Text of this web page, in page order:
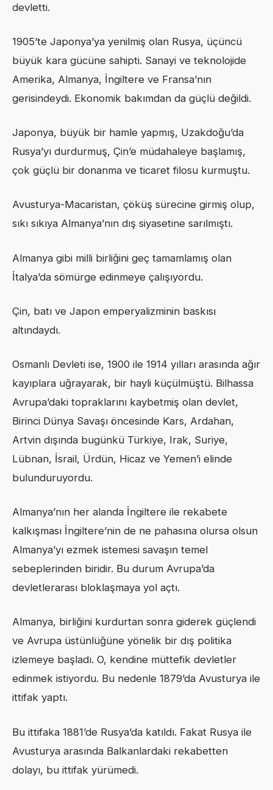
devletti.
1905’te Japonya’ya yenilmiş olan Rusya, üçüncü
büyük kara gücüne sahipti. Sanayi ve teknolojide
Amerika, Almanya, İngiltere ve Fransa’nın
gerisindeydi. Ekonomik bakımdan da güçlü değildi.
Japonya, büyük bir hamle yapmış, Uzakdoğu’da
Rusya’yı durdurmuş, Çin’e müdahaleye başlamış,
çok güçlü bir donanma ve ticaret filosu kurmuştu.
Avusturya-Macaristan, çöküş sürecine girmiş olup,
sıkı sıkıya Almanya’nın dış siyasetine sarılmıştı.
Almanya gibi milli birliğini geç tamamlamış olan
İtalya’da sömürge edinmeye çalışıyordu.
Çin, batı ve Japon emperyalizminin baskısı
altındaydı.
Osmanlı Devleti ise, 1900 ile 1914 yılları arasında ağır
kayıplara uğrayarak, bir hayli küçülmüştü. Bilhassa
Avrupa’daki topraklarını kaybetmiş olan devlet,
Birinci Dünya Savaşı öncesinde Kars, Ardahan,
Artvin dışında bugünkü Türkiye, Irak, Suriye,
Lübnan, İsrail, Ürdün, Hicaz ve Yemen’i elinde
bulunduruyordu.
Almanya’nın her alanda İngiltere ile rekabete
kalkışması İngiltere’nin de ne pahasına olursa olsun
Almanya’yı ezmek istemesi savaşın temel
sebeplerinden biridir. Bu durum Avrupa’da
devletlerarası bloklaşmaya yol açtı.
Almanya, birliğini kurdurtan sonra giderek güçlendi
ve Avrupa üstünlüğüne yönelik bir dış politika
izlemeye başladı. O, kendine müttefik devletler
edinmek istiyordu. Bu nedenle 1879’da Avusturya ile
ittifak yaptı.
Bu ittifaka 1881’de Rusya’da katıldı. Fakat Rusya ile
Avusturya arasında Balkanlardaki rekabetten
dolayı, bu ittifak yürümedi.